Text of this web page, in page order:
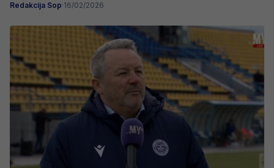
Redakcija Sop·16/02/2026